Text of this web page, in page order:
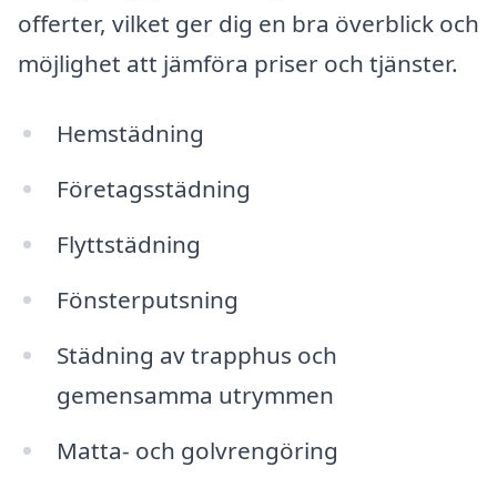
offerter, vilket ger dig en bra överblick och
möjlighet att jämföra priser och tjänster.
Hemstädning
Företagsstädning
Flyttstädning
Fönsterputsning
Städning av trapphus och
gemensamma utrymmen
Matta- och golvrengöring